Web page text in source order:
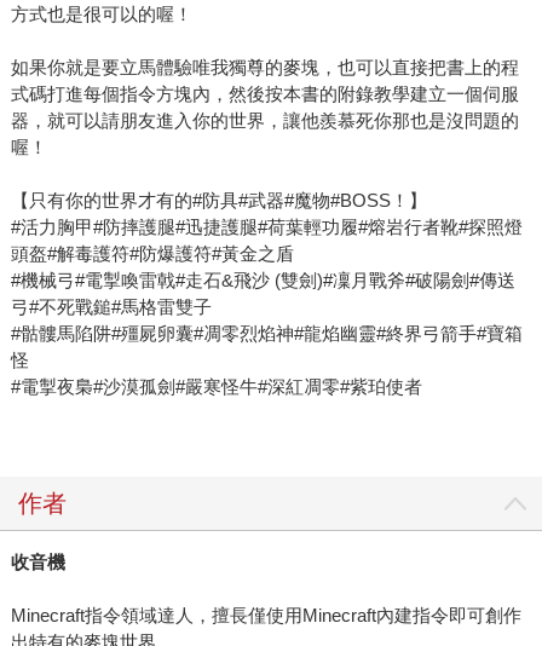
方式也是很可以的喔！
如果你就是要立馬體驗唯我獨尊的麥塊，也可以直接把書上的程
式碼打進每個指令方塊內，然後按本書的附錄教學建立一個伺服
器，就可以請朋友進入你的世界，讓他羨慕死你那也是沒問題的
喔！
【只有你的世界才有的#防具#武器#魔物#BOSS！】
#活力胸甲#防摔護腿#迅捷護腿#荷葉輕功履#熔岩行者靴#探照燈
頭盔#解毒護符#防爆護符#黃金之盾
#機械弓#電掣喚雷戟#走石&飛沙 (雙劍)#凜月戰斧#破陽劍#傳送
弓#不死戰鎚#馬格雷雙子
#骷髏馬陷阱#殭屍卵囊#凋零烈焰神#龍焰幽靈#終界弓箭手#寶箱
怪
#電掣夜梟#沙漠孤劍#嚴寒怪牛#深紅凋零#紫珀使者
作者
收音機
Minecraft指令領域達人，擅長僅使用Minecraft內建指令即可創作
出特有的麥塊世界。